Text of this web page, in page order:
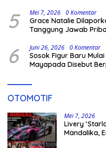
5 Mei 7, 2026 0 Komentar
Grace Natalie
Tanggung Jawab
6 Juni 26, 2026 0 Komentar
Sosok Figur Baru
Mayapada Disebut
OTOMOTIF
Mei 7, 2026
Livery
Mandalika,